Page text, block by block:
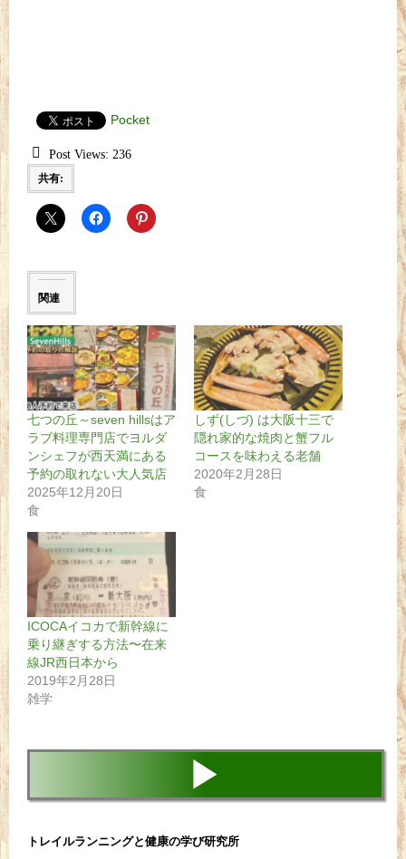
Pocket
Post Views: 236
共有:
関連
七つの丘～seven hillsはア
ラブ料理専門店でヨルダ
ンシェフが西天満にある
予約の取れない大人気店
2025年12月20日
食
しず(しづ) は大阪十三で
隠れ家的な焼肉と蟹フル
コースを味わえる老舗
2020年2月28日
食
ICOCAイコカで新幹線に
乗り継ぎする方法〜在来
線JR西日本から
2019年2月28日
雑学
▶
トレイルランニングと健康の学び研究所